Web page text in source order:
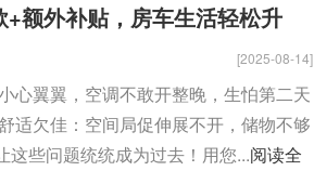
+额外补贴，房车生活轻松升
[2025-08-14]
心翼翼，空调不敢开整晚，生怕第二天
适欠佳：空间局促伸展不开，储物不够
些问题统统成为过去！用您...阅读全